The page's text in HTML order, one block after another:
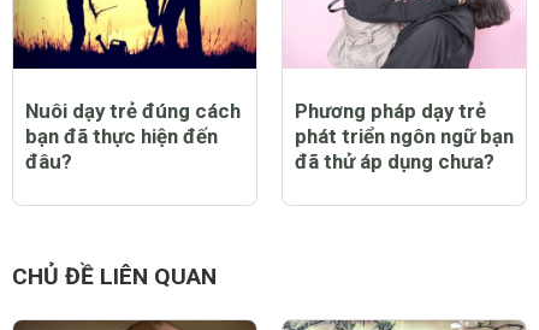
Nuôi dạy trẻ đúng cách
bạn đã thực hiện đến
đâu?
Phương pháp dạy trẻ
phát triển ngôn ngữ bạn
đã thử áp dụng chưa?
CHỦ ĐỀ LIÊN QUAN